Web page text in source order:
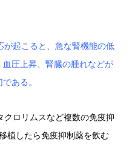
起こると、急な腎機能の低
圧上昇、腎臓の腫れなどが
ある。
ロリムスなど複数の免疫抑
植したら免疫抑制薬を飲む